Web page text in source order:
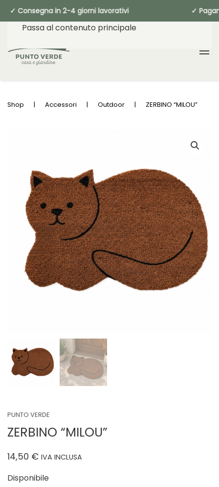
in 2-4 giorni lavorativi ✓
Passa al contenuto principale
Shop Accessori Outdoor ZERBINO “MILOU”
PUNTO VERDE
ZERBINO “MILOU”
14,50 € IVA INCLUSA
Disponibile